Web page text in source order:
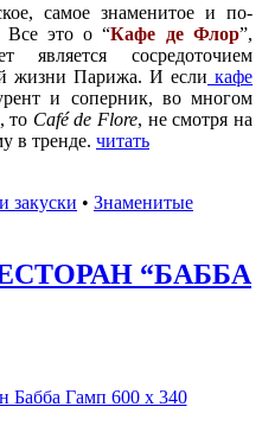
самое знаменитое и по-
Все это о “Кафе де Флор”,
сосредоточием
жизни Парижа. И если кафе
и соперник, во многом
то Café de Flore, не смотря на
в тренде. читать
закуски • Знаменитые
“БАББА